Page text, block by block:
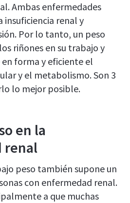
Ambas enfermedades
insuficiencia renal y
Por lo tanto, un peso
riñones en su trabajo y
forma y eficiente el
y el metabolismo. Son 3
lo mejor posible.
en la
renal
peso también supone un
con enfermedad renal.
a que muchas